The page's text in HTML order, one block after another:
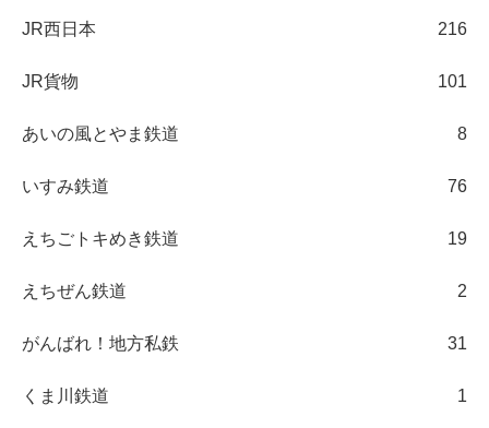
JR西日本 216
JR貨物 101
あいの風とやま鉄道 8
いすみ鉄道 76
えちごトキめき鉄道 19
えちぜん鉄道 2
がんばれ！地方私鉄 31
くま川鉄道 1